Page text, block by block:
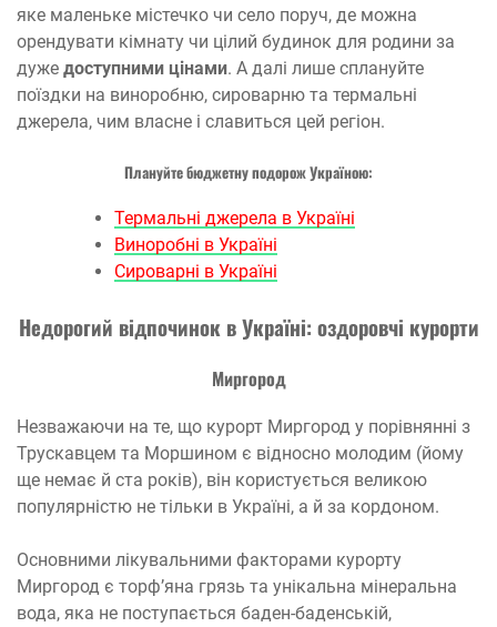
яке маленьке містечко чи село поруч, де можна
орендувати кімнату чи цілий будинок для родини за
дуже доступними цінами. А далі лише сплануйте
поїздки на виноробню, сироварню та термальні
джерела, чим власне і славиться цей регіон.
Плануйте бюджетну подорож Україною:
Термальні джерела в Україні
Виноробні в Україні
Сироварні в Україні
Недорогий відпочинок в Україні: оздоровчі курорти
Миргород
Незважаючи на те, що курорт Миргород у порівнянні з
Трускавцем та Моршином є відносно молодим (йому
ще немає й ста років), він користується великою
популярністю не тільки в Україні, а й за кордоном.
Основними лікувальними факторами курорту
Миргород є торф’яна грязь та унікальна мінеральна
вода, яка не поступається баден-баденській,